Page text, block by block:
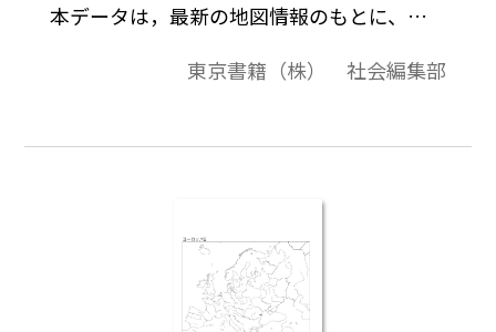
本データは，最新の地図情報のもとに、高
ト作成やワークシート作成などで，自由に
東京書籍（株） 社会編集部